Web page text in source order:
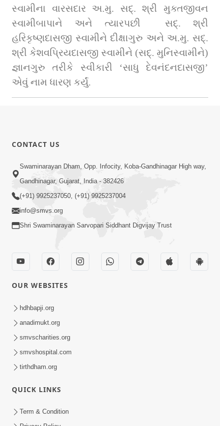
સ્વામીના વારસદાર અ.મુ. સદ્‌. શ્રી મુક્તજીવન
સ્વામીબાપાને અને ત્યારપછી  સદ્‌. શ્રી
હરિકૃષ્ણદાસજી સ્વામીને દીક્ષાગુરુ અને અ.મુ. સદ્‌.
શ્રી કેશવપ્રિયદાસજી સ્વામીને (સદ્‌. મુનિસ્વામીને)
જ્ઞાનગુરુ તરીકે સ્વીકારી ‘સાધુ દેવનંદનદાસજી’
એવું નામ ધારણ કર્યું.
CONTACT US
Swaminarayan Dham, Opp. Infocity, Koba-Gandhinagar High way,
Gandhinagar, Gujarat, India - 382426
(+91) 9925237050, (+91) 9925237004
info@smvs.org
Shri Swaminarayan Sarvopari Siddhant Digvijay Trust
OUR WEBSITES
hdhbapji.org
anadimukt.org
smvscharities.org
smvshospital.com
tirthdham.org
QUICK LINKS
Term & Condition